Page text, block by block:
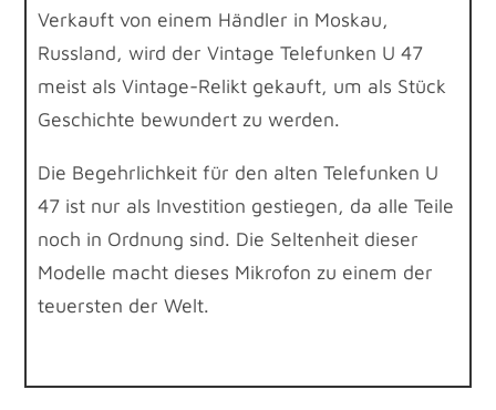
Verkauft von einem Händler in Moskau,
Russland, wird der Vintage Telefunken U 47
meist als Vintage-Relikt gekauft, um als Stück
Geschichte bewundert zu werden.
Die Begehrlichkeit für den alten Telefunken U
47 ist nur als Investition gestiegen, da alle Teile
noch in Ordnung sind. Die Seltenheit dieser
Modelle macht dieses Mikrofon zu einem der
teuersten der Welt.